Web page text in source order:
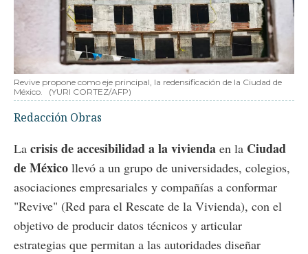
Revive propone como eje principal, la redensificación de la Ciudad de
México.
(YURI CORTEZ/AFP)
Redacción Obras
La crisis de accesibilidad a la vivienda en la Ciudad
de México llevó a un grupo de universidades, colegios,
asociaciones empresariales y compañías a conformar
"Revive" (Red para el Rescate de la Vivienda), con el
objetivo de producir datos técnicos y articular
estrategias que permitan a las autoridades diseñar